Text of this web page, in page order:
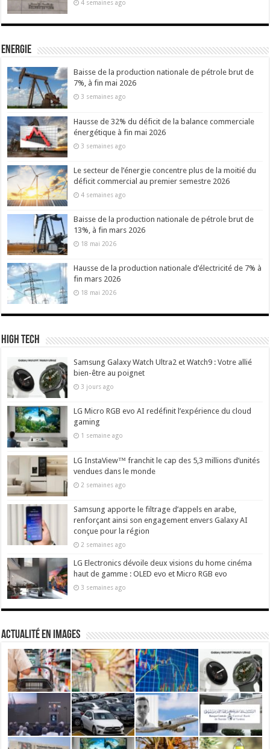
4 semaines ago
Energie
Baisse de la production nationale de pétrole brut de
7%, à fin mai 2026
3 semaines ago
Hausse de 32% du déficit de la balance commerciale
énergétique à fin mai 2026
3 semaines ago
Le secteur de l’énergie concentre plus de la moitié du
déficit commercial au premier semestre 2026
4 semaines ago
Baisse de la production nationale de pétrole brut de
13%, à fin mars 2026
18 mai 2026
Hausse de la production nationale d’électricité de 7% à
fin mars 2026
18 mai 2026
High Tech
Samsung Galaxy Watch Ultra2 et Watch9 : Votre allié
bien-être au poignet
3 jours ago
LG Micro RGB evo AI redéfinit l’expérience du cloud
gaming
1 semaine ago
LG InstaView™ franchit le cap des 5,3 millions d’unités
vendues dans le monde
2 semaines ago
Samsung apporte le filtrage d’appels en arabe,
renforçant ainsi son engagement envers Galaxy AI
conçue pour la région
2 semaines ago
LG Electronics dévoile deux visions du home cinéma
haut de gamme : OLED evo et Micro RGB evo
3 semaines ago
actualité en images